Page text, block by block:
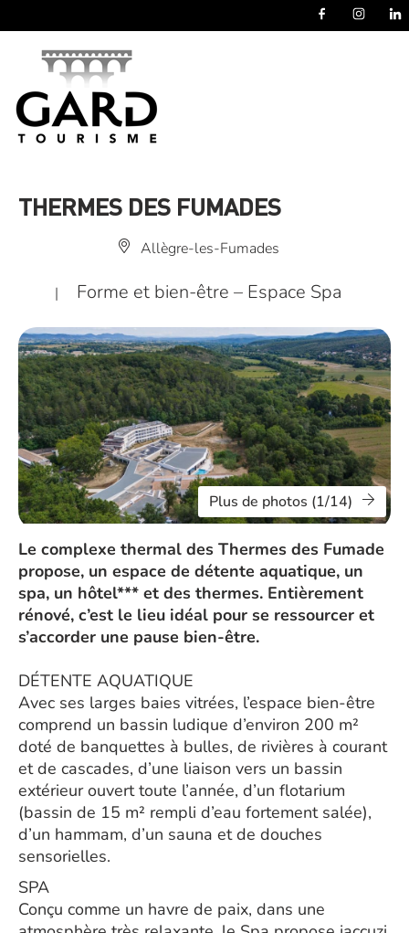
THERMES DES FUMADES
Allègre-les-Fumades
| Forme et bien-être – Espace Spa
Plus de photos (1/14)
Le complexe thermal des Thermes des Fumade
propose, un espace de détente aquatique, un
spa, un hôtel*** et des thermes. Entièrement
rénové, c’est le lieu idéal pour se ressourcer et
s’accorder une pause bien-être.
DÉTENTE AQUATIQUE
Avec ses larges baies vitrées, l’espace bien-être
comprend un bassin ludique d’environ 200 m²
doté de banquettes à bulles, de rivières à courant
et de cascades, d’une liaison vers un bassin
extérieur ouvert toute l’année, d’un flotarium
(bassin de 15 m² rempli d’eau fortement salée),
d’un hammam, d’un sauna et de douches
sensorielles.
SPA
Conçu comme un havre de paix, dans une